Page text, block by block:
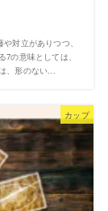
対立がありつつ、
の意味としては、
、形のない...
カップ